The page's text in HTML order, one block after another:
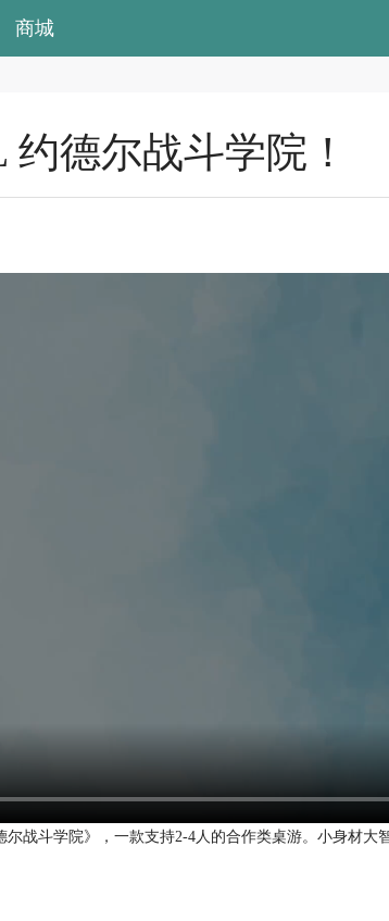
商城
约德尔战斗学院！
战斗学院》，一款支持2-4人的合作类桌游。小身材大